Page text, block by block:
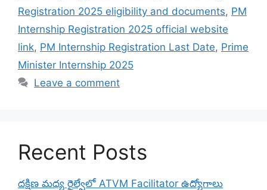
Registration 2025 eligibility and documents, PM
Internship Registration 2025 official website
link, PM Internship Registration Last Date, Prime
Minister Internship 2025
Leave a comment
Recent Posts
దక్షిణ మధ్య రైల్వేలో ATVM Facilitator ఉద్యోగాలు